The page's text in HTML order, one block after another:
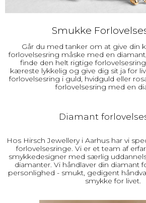
Smukke
Går du med tanker om at give din
forlovelsesring måske med en
finde den helt rigtige
kæreste lykkelig og give dig sit ja for
forlovelsesring i guld, hvidguld eller
forlovelsesring med en
Diamant
Hos Hirsch Jewellery i Aarhus har vi
forlovelsesringe. Vi er et team af
smykkedesigner med særlig
diamanter. Vi håndlaver din diamant
personlighed - smukt, gedigent
smykke for livet.